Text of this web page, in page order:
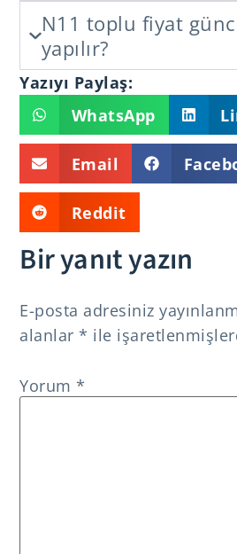
N11 toplu fiyat
yapılır?
Yazıyı Paylaş:
WhatsApp
Email
Reddit
Bir yanıt yazın
E-posta adresiniz
alanlar* ile
Yorum*